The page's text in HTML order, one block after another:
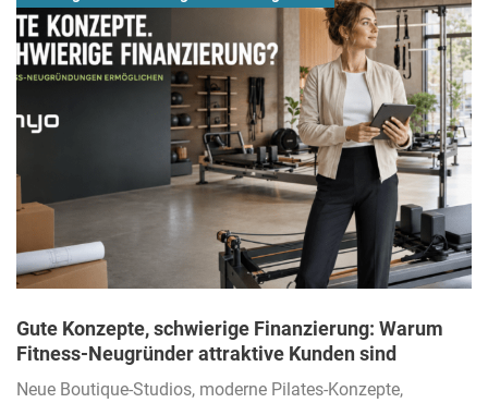
Gute Konzepte, schwierige Finanzierung: Warum
Fitness-Neugründer attraktive Kunden sind
Neue Boutique-Studios, moderne Pilates-Konzepte,